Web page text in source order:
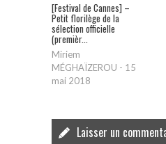
[Festival de Cannes] –
Petit florilège de la
sélection officielle
(premièr...
Miriem
MÉGHAÏZEROU - 15
mai 2018
Laisser un